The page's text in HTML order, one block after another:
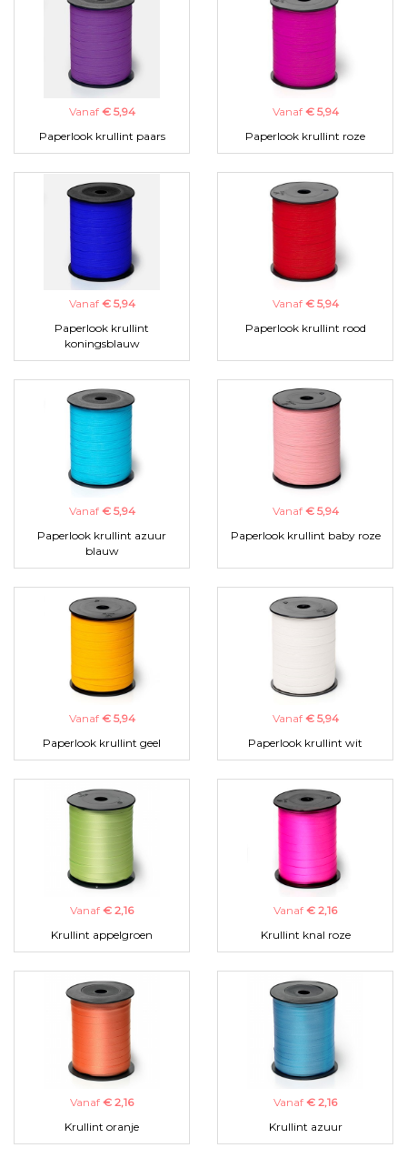
Vanaf € 5,94
Paperlook krullint paars
Vanaf € 5,94
Paperlook krullint roze
Vanaf € 5,94
Paperlook krullint
koningsblauw
Vanaf € 5,94
Paperlook krullint rood
Vanaf € 5,94
Paperlook krullint azuur
blauw
Vanaf € 5,94
Paperlook krullint baby roze
Vanaf € 5,94
Paperlook krullint geel
Vanaf € 5,94
Paperlook krullint wit
Vanaf € 2,16
Krullint appelgroen
Vanaf € 2,16
Krullint knal roze
Vanaf € 2,16
Krullint oranje
Vanaf € 2,16
Krullint azuur